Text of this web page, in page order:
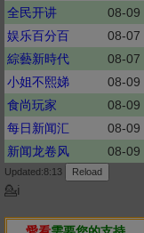
全民开讲
08-09
娱乐百分百
08-07
綜藝新時代
08-07
小姐不熙娣
08-09
食尚玩家
08-09
每日新闻汇
08-09
新闻龙卷风
08-09
Updated:8:13
💁ℹ